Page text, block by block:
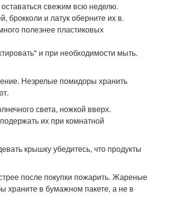
свежим всю неделю.
брокколи и латук оберните их в.
полезнее пластиковых
и при необходимости мыть.
Незрелые помидоры хранить
света, ножкой вверх.
их при комнатной
крышку убедитесь, что продукты
после покупки пожарить. Жареные
храните в бумажном пакете, а не в